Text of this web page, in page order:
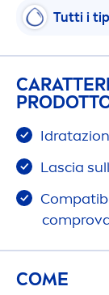
Tutti i
Lascia
COME